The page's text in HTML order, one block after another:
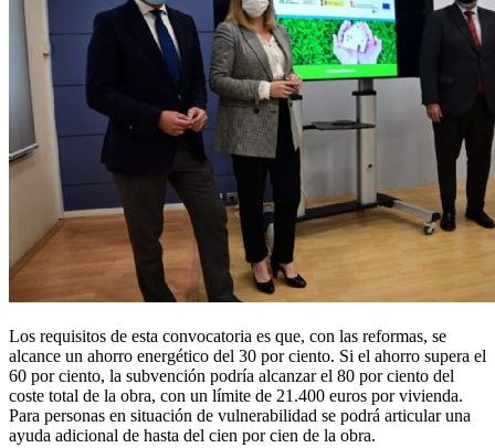
Los requisitos de esta convocatoria es que, con las reformas, se
alcance un ahorro energético del 30 por ciento. Si el ahorro supera el
60 por ciento, la subvención podría alcanzar el 80 por ciento del
coste total de la obra, con un límite de 21.400 euros por vivienda.
Para personas en situación de vulnerabilidad se podrá articular una
ayuda adicional de hasta del cien por cien de la obra.